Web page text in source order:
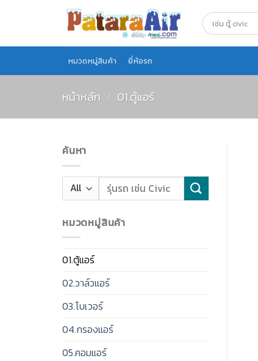
หมวดหมู่สินค้า ยี่ห้อรถ
หน้าหลัก / 01.ตู้แอร์
ค้นหา
หมวดหมู่สินค้า
01.ตู้แอร์
02.วาล์วแอร์
03.โบเวอร์
04.กรองแอร์
05.คอมแอร์